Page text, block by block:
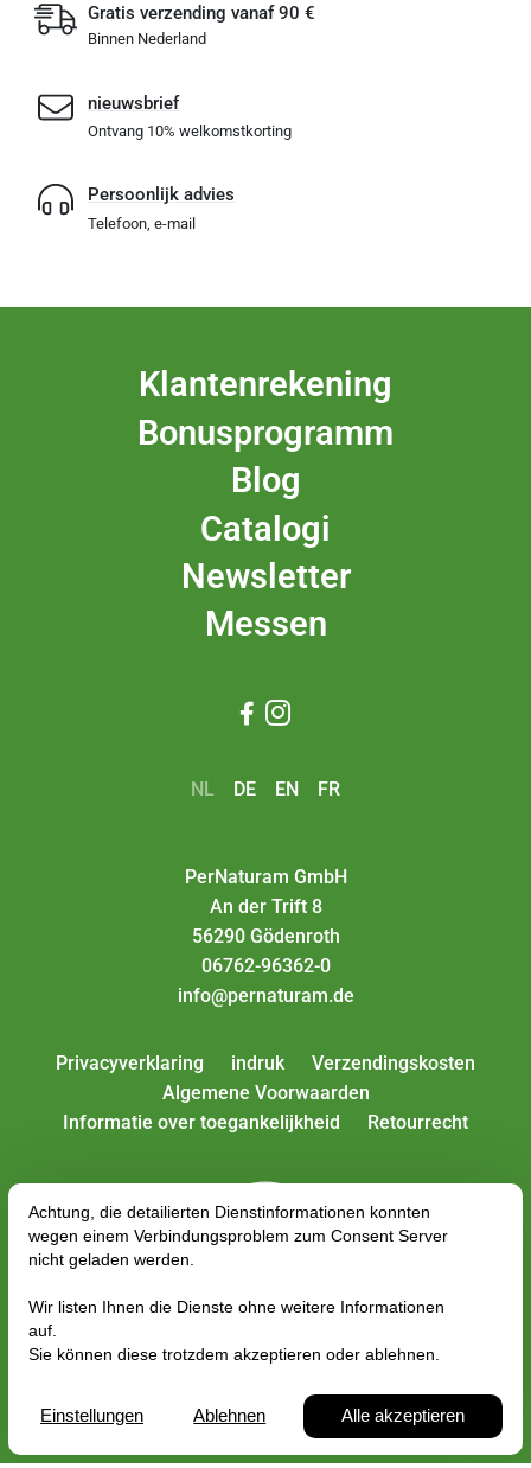
Gratis verzending vanaf 90 €
Binnen Nederland
nieuwsbrief
Ontvang 10% welkomstkorting
Persoonlijk advies
Telefoon, e-mail
Klantenrekening
Bonusprogramm
Blog
Catalogi
Newsletter
Messen
 
NL DE EN FR
PerNaturam GmbH
An der Trift 8
56290 Gödenroth
06762-96362-0
info@pernaturam.de
Privacyverklaring indruk
Verzendingskosten
Algemene Voorwaarden
Informatie over toegankelijkheid
Retourrecht